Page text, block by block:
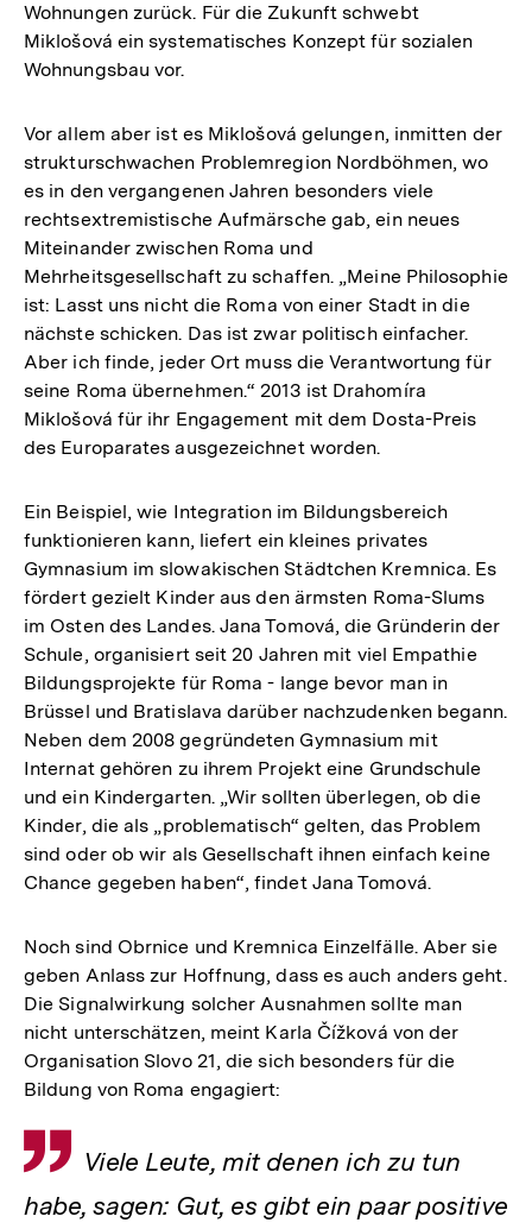
Wohnungen zurück. Für die Zukunft schwebt
Miklošová ein systematisches Konzept für sozialen
Wohnungsbau vor.
Vor allem aber ist es Miklošová gelungen, inmitten der
strukturschwachen Problemregion Nordböhmen, wo
es in den vergangenen Jahren besonders viele
rechtsextremistische Aufmärsche gab, ein neues
Miteinander zwischen Roma und
Mehrheitsgesellschaft zu schaffen. „Meine Philosophie
ist: Lasst uns nicht die Roma von einer Stadt in die
nächste schicken. Das ist zwar politisch einfacher.
Aber ich finde, jeder Ort muss die Verantwortung für
seine Roma übernehmen.“ 2013 ist Drahomíra
Miklošová für ihr Engagement mit dem Dosta-Preis
des Europarates ausgezeichnet worden.
Ein Beispiel, wie Integration im Bildungsbereich
funktionieren kann, liefert ein kleines privates
Gymnasium im slowakischen Städtchen Kremnica. Es
fördert gezielt Kinder aus den ärmsten Roma-Slums
im Osten des Landes. Jana Tomová, die Gründerin der
Schule, organisiert seit 20 Jahren mit viel Empathie
Bildungsprojekte für Roma - lange bevor man in
Brüssel und Bratislava darüber nachzudenken begann.
Neben dem 2008 gegründeten Gymnasium mit
Internat gehören zu ihrem Projekt eine Grundschule
und ein Kindergarten. „Wir sollten überlegen, ob die
Kinder, die als „problematisch“ gelten, das Problem
sind oder ob wir als Gesellschaft ihnen einfach keine
Chance gegeben haben“, findet Jana Tomová.
Noch sind Obrnice und Kremnica Einzelfälle. Aber sie
geben Anlass zur Hoffnung, dass es auch anders geht.
Die Signalwirkung solcher Ausnahmen sollte man
nicht unterschätzen, meint Karla Čížková von der
Organisation Slovo 21, die sich besonders für die
Bildung von Roma engagiert:
Zitat
Viele Leute, mit denen ich zu tun
habe, sagen: Gut, es gibt ein paar positive
Zum